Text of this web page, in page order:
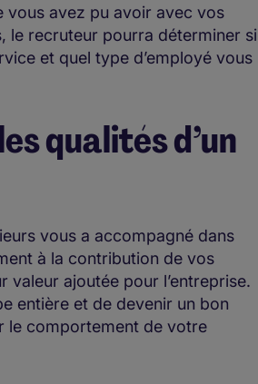
vous avez pu avoir avec vos
le recruteur pourra déterminer si
et quel type d’employé vous
qualités d’un
vous a accompagné dans
à la contribution de vos
valeur ajoutée pour l’entreprise.
entière et de devenir un bon
le comportement de votre